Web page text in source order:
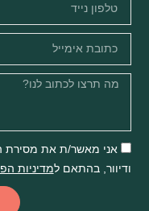
אני מאשר/ת את מסירת
ודיוור, בהתאם למדיניות